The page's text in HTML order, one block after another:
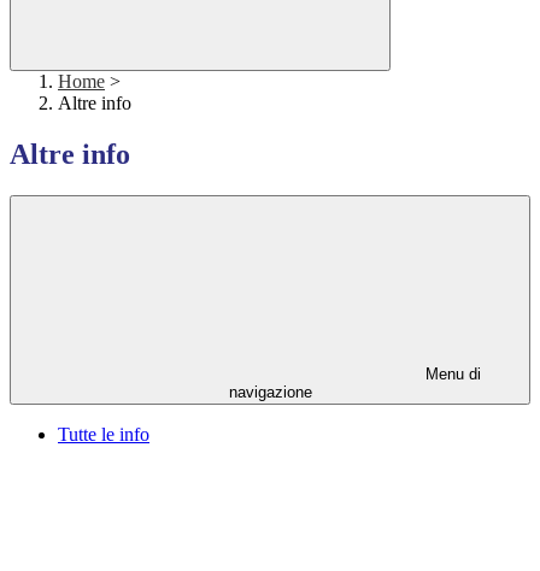
Home >
Altre info
Altre info
Menu di
navigazione
Tutte le info